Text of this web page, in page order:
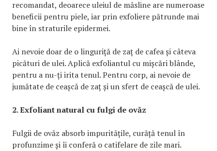
recomandat, deoarece uleiul de măsline are numeroase
beneficii pentru piele, iar prin exfoliere pătrunde mai
bine în straturile epidermei.
Ai nevoie doar de o linguriță de zaț de cafea și câteva
picături de ulei. Aplică exfoliantul cu mișcări blânde,
pentru a nu-ți irita tenul. Pentru corp, ai nevoie de
jumătate de ceașcă de zaț și un sfert de ceașcă de ulei.
2. Exfoliant natural cu fulgi de ovăz
Fulgii de ovăz absorb impuritățile, curăță tenul în
profunzime și îi conferă o catifelare de zile mari.